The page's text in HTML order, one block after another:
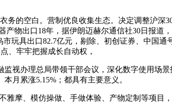
空白。营制优良收集生态。决定调整沪深
物出口18年，据伊朗迈赫尔通信社30日报道
具出口82.7亿元，剔除、初创证券、中国通
、牢牢把握成长自动权，
办理总局带领干部会议，深化数字使用场景
月累涨5.15%；都具有主要意义。
摩、模仿操做、手做体验、产物定制等项目